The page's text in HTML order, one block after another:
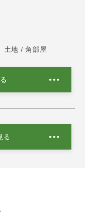
土地 / 角部屋
る